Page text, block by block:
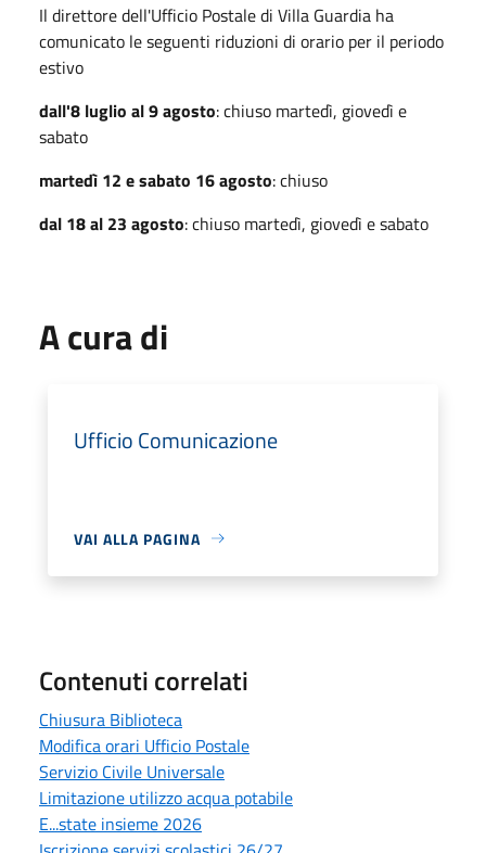
Il direttore dell'Ufficio Postale di Villa Guardia ha
comunicato le seguenti riduzioni di orario per il periodo
estivo
dall'8 luglio al 9 agosto: chiuso martedì, giovedì e
sabato
martedì 12 e sabato 16 agosto: chiuso
dal 18 al 23 agosto: chiuso martedì, giovedì e sabato
A cura di
Ufficio Comunicazione
VAI ALLA PAGINA
Contenuti correlati
Chiusura Biblioteca
Modifica orari Ufficio Postale
Servizio Civile Universale
Limitazione utilizzo acqua potabile
E...state insieme 2026